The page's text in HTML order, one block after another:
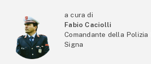
a cura di
Fabio Caciolli
Comandante della Polizia
Signa